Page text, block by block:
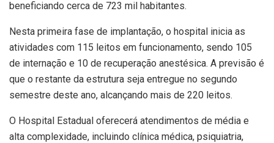
beneficiando cerca de 723 mil habitantes.
Nesta primeira fase de implantação, o hospital inicia as
atividades com 115 leitos em funcionamento, sendo 105
de internação e 10 de recuperação anestésica. A previsão é
que o restante da estrutura seja entregue no segundo
semestre deste ano, alcançando mais de 220 leitos.
O Hospital Estadual oferecerá atendimentos de média e
alta complexidade, incluindo clínica médica, psiquiatria,